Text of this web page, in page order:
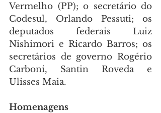
Vermelho (PP); o secretário do
Codesul, Orlando Pessuti; os
deputados federais Luiz
Nishimori e Ricardo Barros; os
secretários de governo Rogério
Carboni, Santin Roveda e
Ulisses Maia.
Homenagens